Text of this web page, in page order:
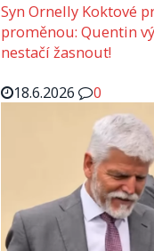
Syn Ornelly Koktové
proměnou: Quentin
nestačí žasnout!
18.6.2026
0